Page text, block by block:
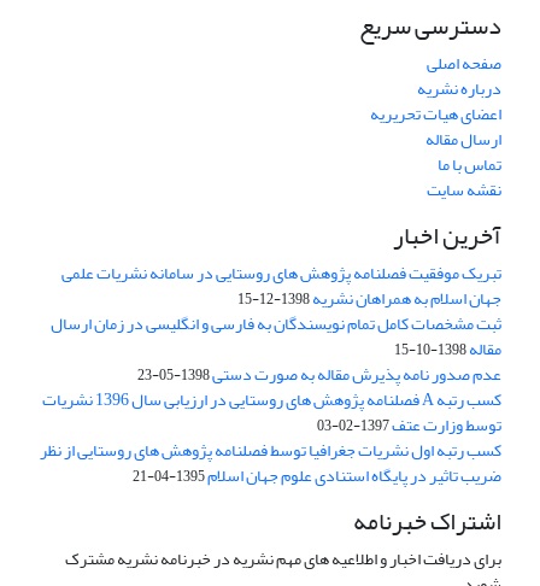
دسترسی سریع
صفحه اصلی
درباره نشریه
اعضای هیات تحریریه
ارسال مقاله
تماس با ما
نقشه سایت
آخرین اخبار
تبریک موفقیت فصلنامه پژوهش های روستایی در سامانه نشریات علمی
جهان اسلام به همراهان نشریه1398-12-15
ثبت مشخصات کامل تمام نویسندگان به فارسی و انگلیسی در زمان ارسال
مقاله1398-10-15
عدم صدور نامه پذیرش مقاله به صورت دستی1398-05-23
کسب رتبه A فصلنامه پژوهش های روستایی در ارزیابی سال 1396 نشریات
توسط وزارت عتف1397-02-03
کسب رتبه اول نشریات جغرافیا توسط فصلنامه پژوهش های روستایی از نظر
ضریب تاثیر در پایگاه استنادی علوم جهان اسلام1395-04-21
اشتراک خبرنامه
برای دریافت اخبار و اطلاعیه های مهم نشریه در خبرنامه نشریه مشترک